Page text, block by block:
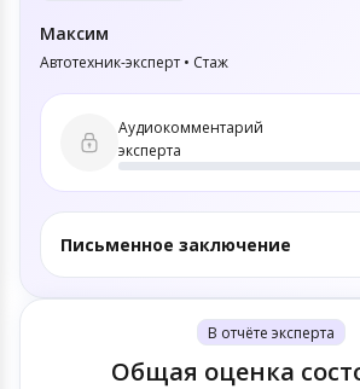
Максим
Автотехник-эксперт • Стаж
Аудиокомментарий
эксперта
Письменное заключение
В отчёте эксперта
Общая оценка